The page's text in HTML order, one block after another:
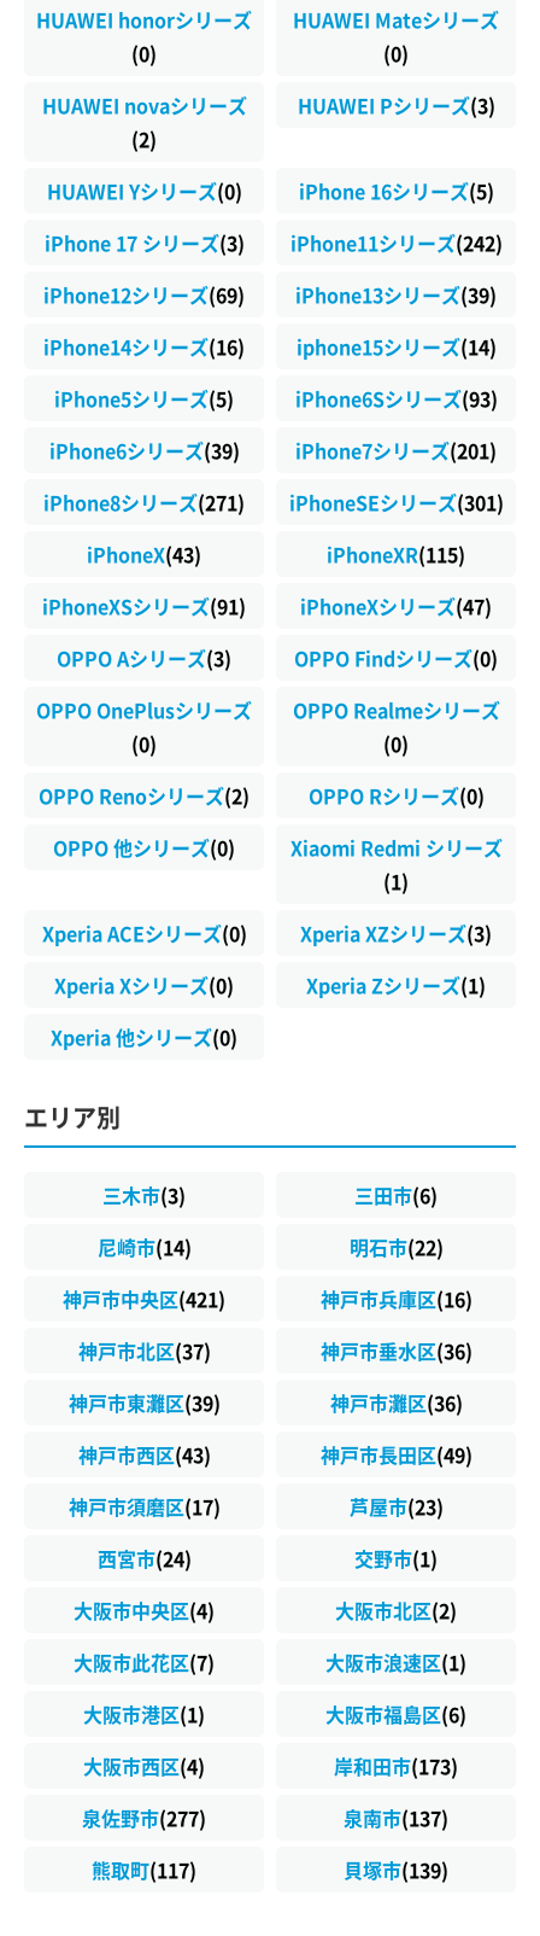
HUAWEI honorシリーズ
(0)
HUAWEI Mateシリーズ
(0)
HUAWEI novaシリーズ
(2)
HUAWEI Pシリーズ(3)
HUAWEI Yシリーズ(0) iPhone 16シリーズ(5)
iPhone 17 シリーズ(3) iPhone11シリーズ(242)
iPhone12シリーズ(69) iPhone13シリーズ(39)
iPhone14シリーズ(16) iphone15シリーズ(14)
iPhone5シリーズ(5) iPhone6Sシリーズ(93)
iPhone6シリーズ(39) iPhone7シリーズ(201)
iPhone8シリーズ(271) iPhoneSEシリーズ(301)
iPhoneX(43) iPhoneXR(115)
iPhoneXSシリーズ(91) iPhoneXシリーズ(47)
OPPO Aシリーズ(3) OPPO Findシリーズ(0)
OPPO OnePlusシリーズ
(0)
OPPO Realmeシリーズ
(0)
OPPO Renoシリーズ(2) OPPO Rシリーズ(0)
OPPO 他シリーズ(0)
Xiaomi Redmi シリーズ
(1)
Xperia ACEシリーズ(0) Xperia XZシリーズ(3)
Xperia Xシリーズ(0) Xperia Zシリーズ(1)
Xperia 他シリーズ(0)
エリア別
三木市(3) 三田市(6)
尼崎市(14) 明石市(22)
神戸市中央区(421) 神戸市兵庫区(16)
神戸市北区(37) 神戸市垂水区(36)
神戸市東灘区(39) 神戸市灘区(36)
神戸市西区(43) 神戸市長田区(49)
神戸市須磨区(17) 芦屋市(23)
西宮市(24) 交野市(1)
大阪市中央区(4) 大阪市北区(2)
大阪市此花区(7) 大阪市浪速区(1)
大阪市港区(1) 大阪市福島区(6)
大阪市西区(4) 岸和田市(173)
泉佐野市(277) 泉南市(137)
熊取町(117) 貝塚市(139)